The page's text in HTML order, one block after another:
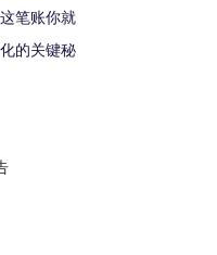
笔账你就
的关键秘